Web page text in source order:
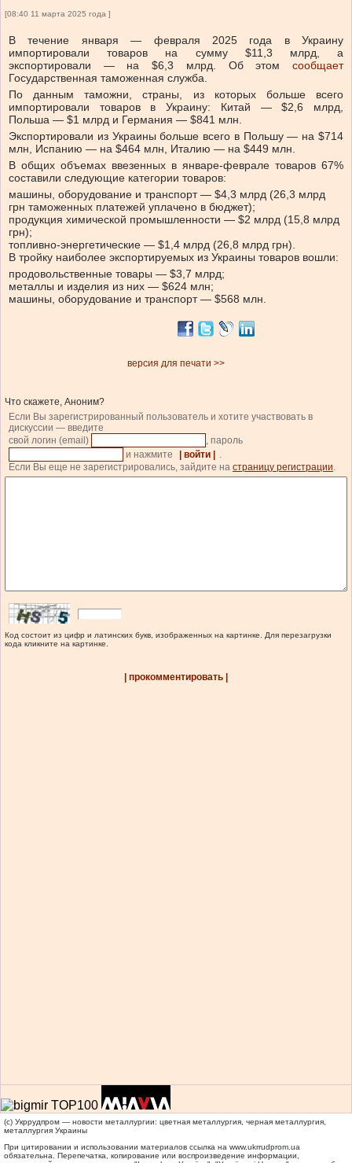
[08:40 11 марта 2025 года ]
В течение января — февраля 2025 года в Украину
импортировали товаров на сумму $11,3 млрд, а
экспортировали — на $6,3 млрд.
Об этомсообщает
Государственная таможенная служба.
По данным таможни,страны, из которых больше всего
импортировали товаров в Украину: Китай — $2,6 млрд,
Польша — $1 млрд и Германия — $841 млн.
Экспортировали из Украины больше всего в Польшу — на $714
млн, Испанию — на $464 млн, Италию — на $449 млн.
В общих объемах ввезенных в январе-феврале товаров 67%
составили следующие категории товаров:
машины, оборудование и транспорт — $4,3 млрд (26,3 млрд
грн таможенных платежей уплачено в бюджет);
продукция химической промышленности — $2 млрд (15,8 млрд
грн);
топливно-энергетические — $1,4 млрд (26,8 млрд грн).
В тройку наиболее экспортируемых из Украины товаров вошли:
продовольственные товары — $3,7 млрд;
металлы и изделия из них — $624 млн;
машины, оборудование и транспорт — $568 млн.
версия для печати >>
Что скажете, Аноним?
Если Вы зарегистрированный пользователь и хотите участвовать в
дискуссии — введите
свой логин (email)
, пароль
и нажмите
| войти |
.
Если Вы еще не зарегистрировались, зайдите на страницу регистрации.
Код состоит из цифр и латинских букв, изображенных на картинке. Для перезагрузки
кода кликните на картинке.
| прокомментировать |
(c) Укррудпром — новости металлургии: цветная металлургия, черная металлургия,
металлургия Украины
При цитировании и использовании материалов ссылка на www.ukrrudprom.ua
обязательна. Перепечатка, копирование или воспроизведение информации,